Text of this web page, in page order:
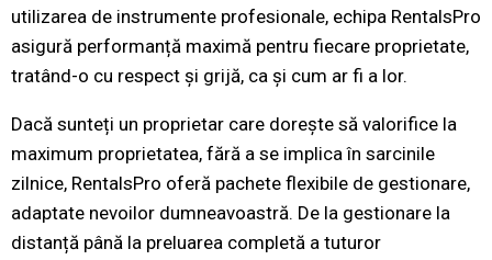
utilizarea de instrumente profesionale, echipa RentalsPro
asigură performanță maximă pentru fiecare proprietate,
tratând-o cu respect și grijă, ca și cum ar fi a lor.
Dacă sunteți un proprietar care dorește să valorifice la
maximum proprietatea, fără a se implica în sarcinile
zilnice, RentalsPro oferă pachete flexibile de gestionare,
adaptate nevoilor dumneavoastră. De la gestionare la
distanță până la preluarea completă a tuturor